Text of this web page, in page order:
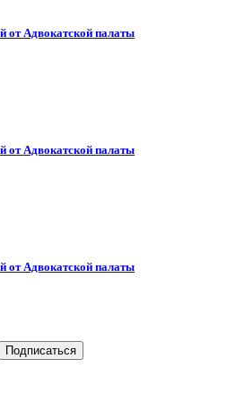
от Адвокатской палаты
от Адвокатской палаты
от Адвокатской палаты